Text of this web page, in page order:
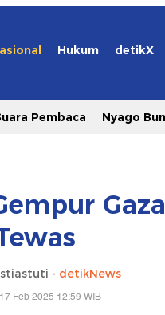
Hukum detikX
Pembaca Nyago
- detikNews
Feb 2025 12:59 WIB